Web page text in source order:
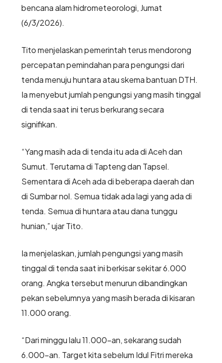
bencana alam hidrometeorologi, Jumat
(6/3/2026).
Tito menjelaskan pemerintah terus mendorong
percepatan pemindahan para pengungsi dari
tenda menuju huntara atau skema bantuan DTH.
Ia menyebut jumlah pengungsi yang masih tinggal
di tenda saat ini terus berkurang secara
signifikan.
“Yang masih ada di tenda itu ada di Aceh dan
Sumut. Terutama di Tapteng dan Tapsel.
Sementara di Aceh ada di beberapa daerah dan
di Sumbar nol. Semua tidak ada lagi yang ada di
tenda. Semua di huntara atau dana tunggu
hunian,” ujar Tito.
Ia menjelaskan, jumlah pengungsi yang masih
tinggal di tenda saat ini berkisar sekitar 6.000
orang. Angka tersebut menurun dibandingkan
pekan sebelumnya yang masih berada di kisaran
11.000 orang.
“Dari minggu lalu 11.000-an, sekarang sudah
6.000-an. Target kita sebelum Idul Fitri mereka